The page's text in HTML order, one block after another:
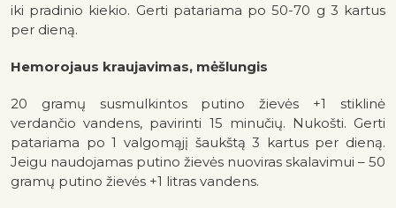
iki pradinio kiekio. Gerti patariama po 50-70 g 3 kartus
per dieną.
Hemorojaus kraujavimas, mėšlungis
20 gramų susmulkintos putino žievės +1 stiklinė
verdančio vandens, pavirinti 15 minučių. Nukošti. Gerti
patariama po 1 valgomąjį šaukštą 3 kartus per dieną.
Jeigu naudojamas putino žievės nuoviras skalavimui – 50
gramų putino žievės +1 litras vandens.